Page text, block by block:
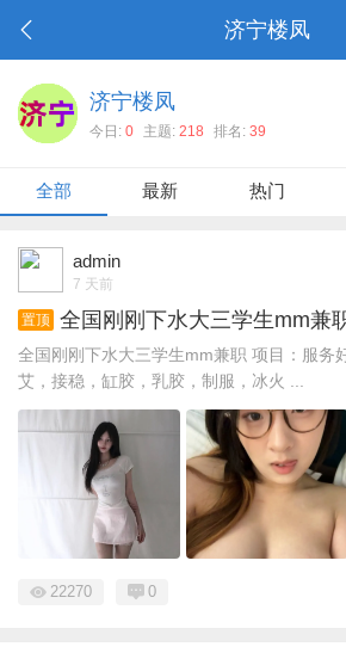
济宁楼凤
济宁楼凤
今日: 0 主题: 218 排名: 39
全部 最新 热门
admin
7 天前
置顶 全国刚刚下水大三学生mm兼
全国刚刚下水大三学生mm兼职 项目：服务
艾，接稳，缸胶，乳胶，制服，冰火 ...
22270 0